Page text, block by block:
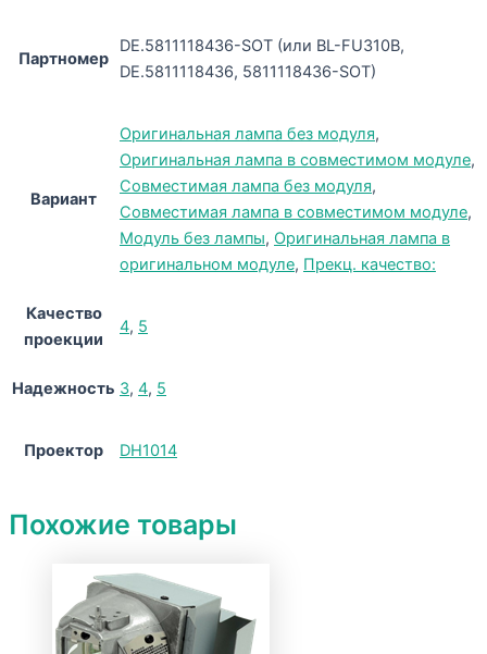
Партномер
DE.5811118436-SOT (или BL-FU310B,
DE.5811118436, 5811118436-SOT)
Вариант
Оригинальная лампа без модуля,
Оригинальная лампа в совместимом модуле,
Совместимая лампа без модуля,
Совместимая лампа в совместимом модуле,
Модуль без лампы, Оригинальная лампа в
оригинальном модуле, Прекц. качество:
Качество
проекции
4, 5
Надежность 3, 4, 5
Проектор DH1014
Похожие товары